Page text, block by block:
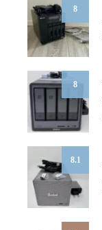
8
8
8.1